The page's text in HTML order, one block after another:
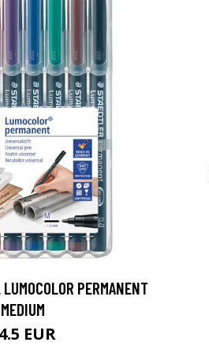
PERMANENT
MEDIUM
EUR